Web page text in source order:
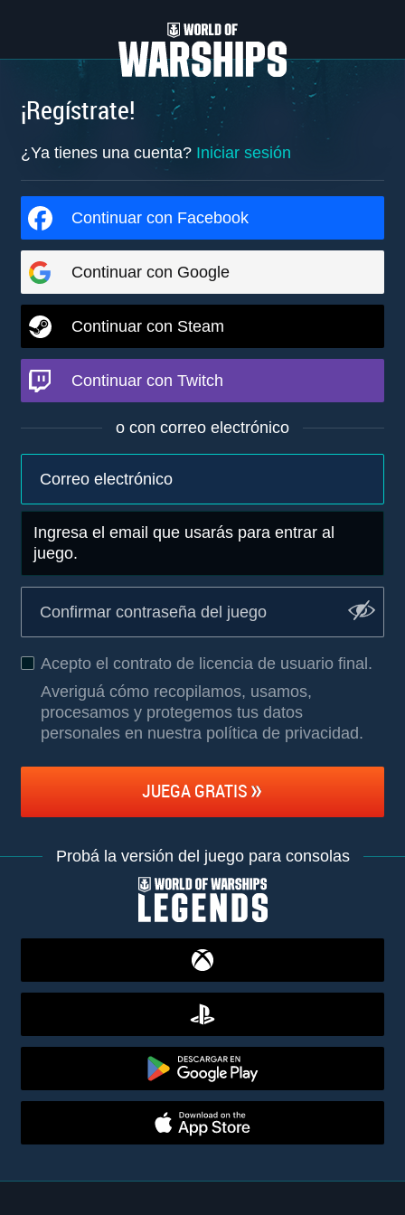
¡Regístrate!
¿Ya tienes una cuenta? Iniciar sesión
Continuar con Facebook
Continuar con Google
Continuar con Steam
Continuar con Twitch
o con correo electrónico
Ingresa el email que usarás para entrar al
juego.
Acepto el contrato de licencia de usuario final .
Averiguá cómo recopilamos, usamos,
procesamos y protegemos tus datos
personales en nuestra política de privacidad.
JUEGA GRATIS
Probá la versión del juego para consolas